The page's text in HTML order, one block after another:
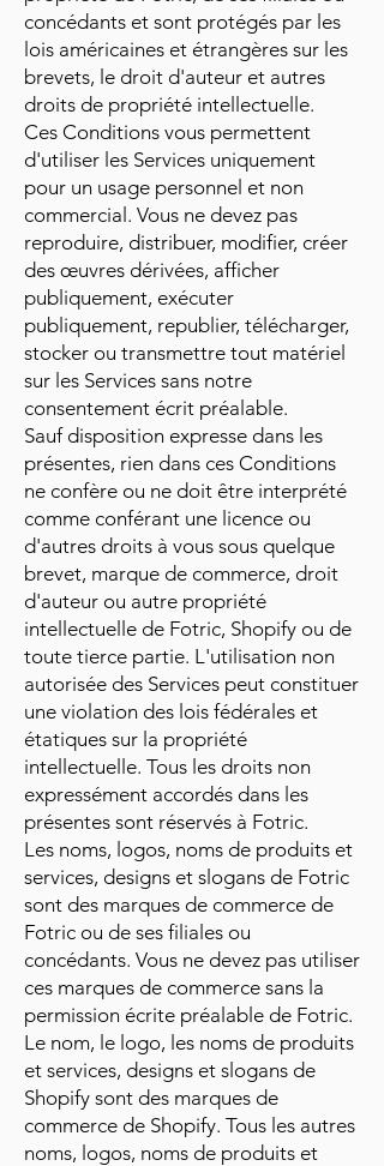
concédants et sont protégés par les
lois américaines et étrangères sur les
brevets, le droit d'auteur et autres
droits de propriété intellectuelle.
Ces Conditions vous permettent
d'utiliser les Services uniquement
pour un usage personnel et non
commercial. Vous ne devez pas
reproduire, distribuer, modifier, créer
des œuvres dérivées, afficher
publiquement, exécuter
publiquement, republier, télécharger,
stocker ou transmettre tout matériel
sur les Services sans notre
consentement écrit préalable.
Sauf disposition expresse dans les
présentes, rien dans ces Conditions
ne confère ou ne doit être interprété
comme conférant une licence ou
d'autres droits à vous sous quelque
brevet, marque de commerce, droit
d'auteur ou autre propriété
intellectuelle de Fotric, Shopify ou de
toute tierce partie. L'utilisation non
autorisée des Services peut constituer
une violation des lois fédérales et
étatiques sur la propriété
intellectuelle. Tous les droits non
expressément accordés dans les
présentes sont réservés à Fotric.
Les noms, logos, noms de produits et
services, designs et slogans de Fotric
sont des marques de commerce de
Fotric ou de ses filiales ou
concédants. Vous ne devez pas utiliser
ces marques de commerce sans la
permission écrite préalable de Fotric.
Le nom, le logo, les noms de produits
et services, designs et slogans de
Shopify sont des marques de
commerce de Shopify. Tous les autres
noms, logos, noms de produits et